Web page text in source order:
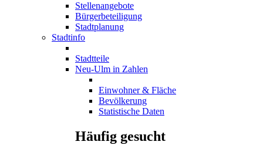
Stellenangebote
Bürgerbeteiligung
Stadtplanung
Stadtinfo
Stadtteile
Neu-Ulm in Zahlen
Einwohner & Fläche
Bevölkerung
Statistische Daten
Häufig gesucht